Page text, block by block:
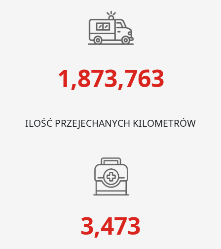
1,873,763
ILOŚĆ PRZEJECHANYCH KILOMETRÓW
3,473